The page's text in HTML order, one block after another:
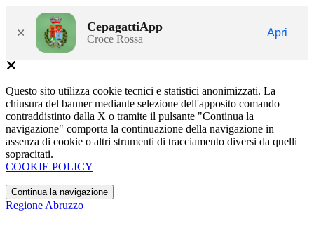
× CepagattiApp
Croce Rossa
Apri
Questo sito utilizza cookie tecnici e statistici anonimizzati. La
chiusura del banner mediante selezione dell'apposito comando
contraddistinto dalla X o tramite il pulsante "Continua la
navigazione" comporta la continuazione della navigazione in
assenza di cookie o altri strumenti di tracciamento diversi da quelli
sopracitati.
COOKIE POLICY
Continua la navigazione
Regione Abruzzo